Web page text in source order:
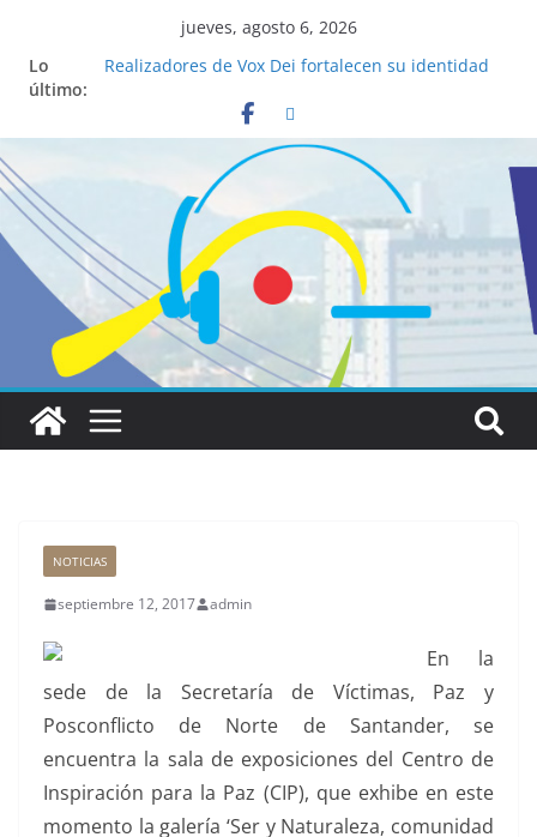
jueves, agosto 6, 2026
Lo
último:
Realizadores de Vox Dei fortalecen su identidad
La ciencia desvela los 5 secretos que tiene
fácilmente un católico para convertirse en
“Superancianos”
Pop Up Market atrae a cientos de visitantes y
dinamiza la economía local
Salud mental a la mesa: la importancia de
hablarlo en familia
Lo que tienen en común la nueva Película Toy
Story 5 y el Papa León XIV
NOTICIAS
septiembre 12, 2017 admin
En la
sede de la Secretaría de Víctimas, Paz y
Posconflicto de Norte de Santander, se
encuentra la sala de exposiciones del Centro de
Inspiración para la Paz (CIP), que exhibe en este
momento la galería ‘Ser y Naturaleza, comunidad